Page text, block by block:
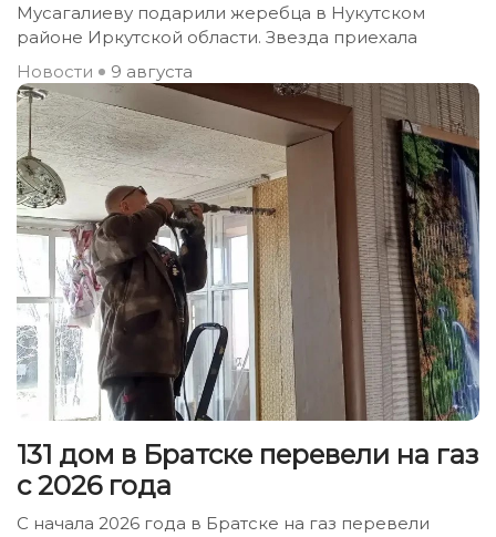
Мусагалиеву подарили жеребца в Нукутском
районе Иркутской области. Звезда приехала
Новости
9 августа
131 дом в Братске перевели на газ
с 2026 года
С начала 2026 года в Братске на газ перевели